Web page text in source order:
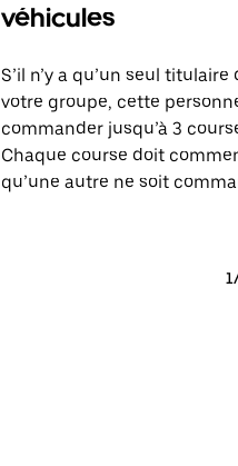
véhicules
S’il n’y a qu’un seul
votre groupe, cette
commander jusqu’à 3
Chaque course doit
qu’une autre ne soit